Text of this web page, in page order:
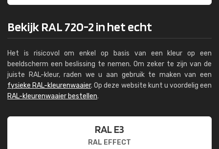
Bekijk RAL 720-2 in het echt
Het is risicovol om enkel op basis van een kleur op een
beeldscherm een beslissing te nemen. Om zeker te zijn van de
juiste RAL-kleur, raden we u aan gebruik te maken van een
fysieke RAL-kleurenwaaier. Op deze website kunt u voordelig een
RAL-kleurenwaaier bestellen.
RAL E3
RAL EFFECT